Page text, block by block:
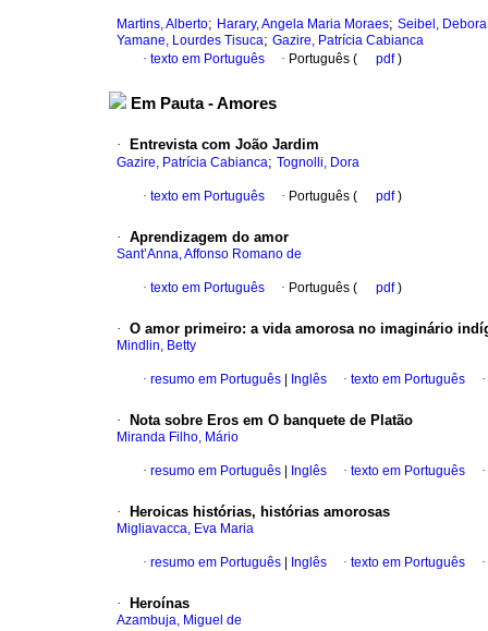
Martins, Alberto; Harary, Angela Maria Moraes; Seibel,
Yamane, Lourdes Tisuca; Gazire, Patrícia Cabianca
· texto em Português · Português ( pdf)
Em Pauta - Amores
· Entrevista com João Jardim
Gazire, Patrícia Cabianca; Tognolli, Dora
· texto em Português · Português ( pdf)
· Aprendizagem do amor
Sant’Anna, Affonso Romano de
· texto em Português · Português ( pdf)
· O amor primeiro: a vida amorosa no imaginário
Mindlin, Betty
· resumo em Português Inglês · texto em Português ·
· Nota sobre Eros em O banquete de Platão
Miranda Filho, Mário
· resumo em Português Inglês · texto em Português ·
· Heroicas histórias, histórias amorosas
Migliavacca, Eva Maria
· resumo em Português Inglês · texto em Português ·
· Heroínas
Azambuja, Miguel de